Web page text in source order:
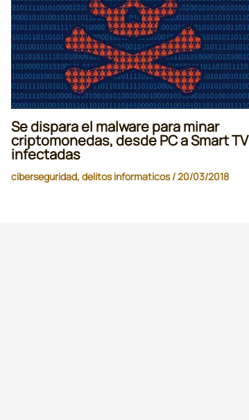
Se dispara el malware para minar
criptomonedas, desde PC a Smart TV
infectadas
ciberseguridad, delitos informaticos/20/03/2018